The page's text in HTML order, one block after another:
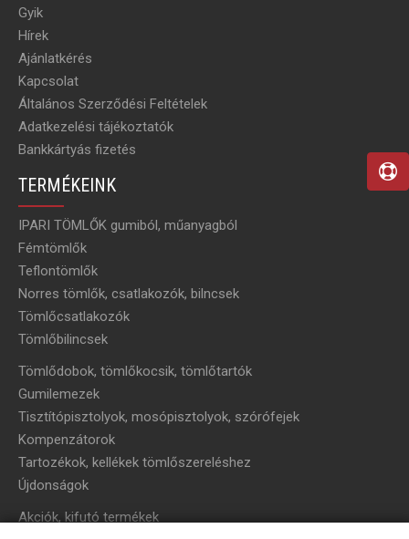
Gyik
Hírek
Ajánlatkérés
Kapcsolat
Általános Szerződési Feltételek
Adatkezelési tájékoztatók
Bankkártyás fizetés
TERMÉKEINK
IPARI TÖMLŐK gumiból, műanyagból
Fémtömlők
Teflontömlők
Norres tömlők, csatlakozók, bilncsek
Tömlőcsatlakozók
Tömlőbilincsek
Tömlődobok, tömlőkocsik, tömlőtartók
Gumilemezek
Tisztítópisztolyok, mosópisztolyok, szórófejek
Kompenzátorok
Tartozékok, kellékek tömlőszereléshez
Újdonságok
Akciók, kifutó termékek